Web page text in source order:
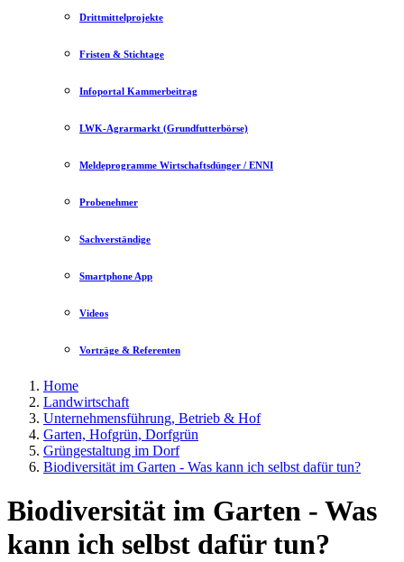
Drittmittelprojekte
Fristen & Stichtage
Infoportal Kammerbeitrag
LWK-Agrarmarkt (Grundfutterbörse)
Meldeprogramme Wirtschaftsdünger / ENNI
Probenehmer
Sachverständige
Smartphone App
Videos
Vorträge & Referenten
Home
Landwirtschaft
Unternehmensführung, Betrieb & Hof
Garten, Hofgrün, Dorfgrün
Grüngestaltung im Dorf
Biodiversität im Garten - Was kann ich selbst dafür tun?
Biodiversität im Garten - Was
kann ich selbst dafür tun?